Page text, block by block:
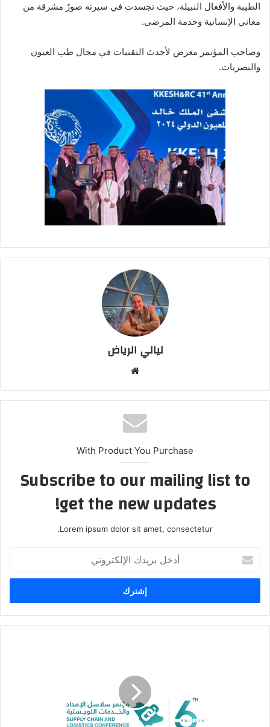
الطيبة والأفعال النبيلة، حيث تجسدت في سيرته صورٌ مشرقة من
معاني الإنسانية وخدمة المرضى.
وصاحب المؤتمر معرض لأحدث التقنيات في مجال طب العيون
والبصريات.
ليالي الرياض
الوي
ب
With Product You Purchase
Subscribe to our mailing list to
get the new updates!
Lorem ipsum dolor sit amet, consectetur.
خ
ب
ر